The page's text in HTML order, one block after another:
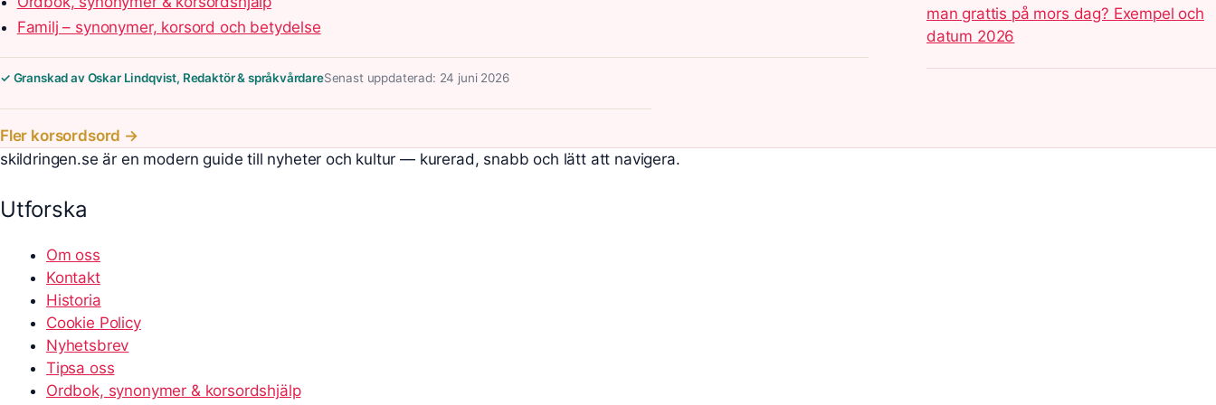
Familj – synonymer, korsord och betydelse
✓ Granskad av Oskar Lindqvist, Redaktör & språkvårdareSenast uppdaterad: 24 juni 2026
Fler korsordsord →
man grattis på mors dag? Exempel och
datum 2026
skildringen.se är en modern guide till nyheter och kultur — kurerad, snabb och lätt att navigera.
Utforska
Om oss
Kontakt
Historia
Cookie Policy
Nyhetsbrev
Tipsa oss
Ordbok, synonymer & korsordshjälp